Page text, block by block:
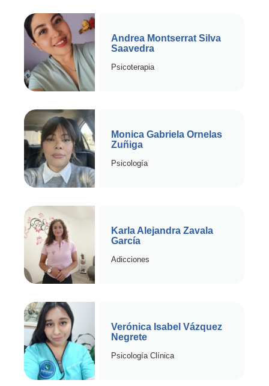
Andrea Montserrat Silva
Saavedra
Psicoterapia
Monica Gabriela Ornelas
Zuñiga
Psicología
Karla Alejandra Zavala
García
Adicciones
Verónica Isabel Vázquez
Negrete
Psicología Clínica